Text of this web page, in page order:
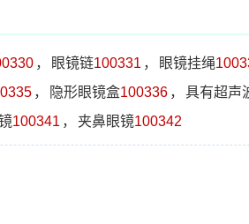
， 眼镜链100331 ， 眼镜挂绳
， 隐形眼镜盒100336 ，
具有超声
100341 ， 夹鼻眼镜100342